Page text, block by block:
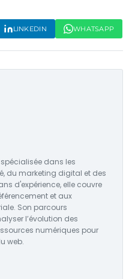
LINKEDIN WHATSAPP
dans les
du marketing digital et des
d'expérience, elle couvre
et aux
Son parcours
l’évolution des
numériques pour
web.